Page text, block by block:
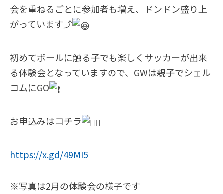
会を重ねるごとに参加者も増え、ドンドン盛り上
がっています⤴︎
初めてボールに触る子でも楽しくサッカーが出来
る体験会となっていますので、GWは親子でシェル
コムにGO
お申込みはコチラ
https://x.gd/49MI5
※写真は2月の体験会の様子です